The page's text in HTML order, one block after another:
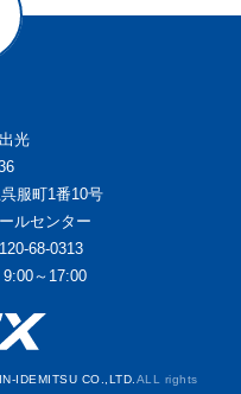
光
服町1番10号
ルセンター
68-0313
～17:00
IDEMITSU CO.,LTD. ALL rights